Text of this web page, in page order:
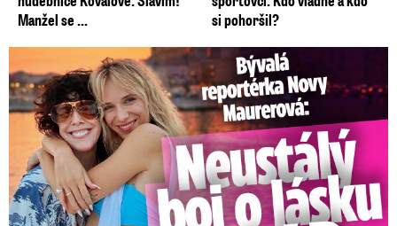
Manžel se ...
si pohoršil?
Bývalá reportérka Novy Maurerová: Neustálý boj o lásku s ...